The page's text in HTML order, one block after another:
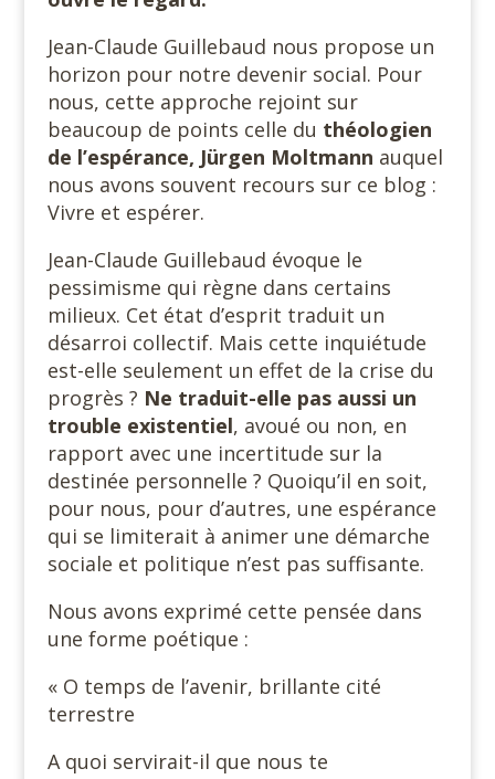
Jean-Claude Guillebaud nous propose un
horizon pour notre devenir social. Pour
nous, cette approche rejoint sur
beaucoup de points celle du théologien
de l’espérance, Jürgen Moltmann auquel
nous avons souvent recours sur ce blog :
Vivre et espérer.
Jean-Claude Guillebaud évoque le
pessimisme qui règne dans certains
milieux. Cet état d’esprit traduit un
désarroi collectif. Mais cette inquiétude
est-elle seulement un effet de la crise du
progrès ? Ne traduit-elle pas aussi un
trouble existentiel, avoué ou non, en
rapport avec une incertitude sur la
destinée personnelle ? Quoiqu’il en soit,
pour nous, pour d’autres, une espérance
qui se limiterait à animer une démarche
sociale et politique n’est pas suffisante.
Nous avons exprimé cette pensée dans
une forme poétique :
« O temps de l’avenir, brillante cité
terrestre
A quoi servirait-il que nous te